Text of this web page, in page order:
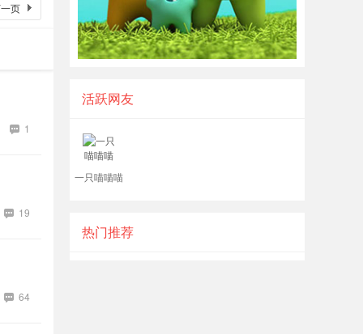
页
1
19
64
活跃网友
一只喵喵喵
热门推荐